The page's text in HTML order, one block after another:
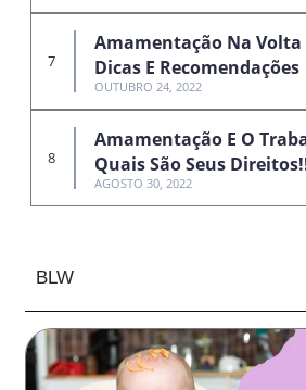
Amamentação Na Volta
Dicas E Recomendações
OUTUBRO 24, 2022
Amamentação E O
Quais São Seus
AGOSTO 30, 2022
BLW